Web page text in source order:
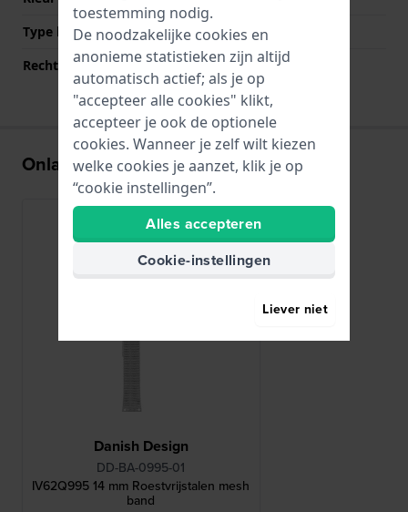
Type bevestiging
Schroeven
Rechte bandaanzet
Nee
Onlangs bekeken
Danish Design
DD-BA-0995-01
IV62Q995 14 mm Roestvrijstalen mesh
band
toestemming nodig.
De noodzakelijke cookies en
anonieme statistieken zijn altijd
automatisch actief; als je op
"accepteer alle cookies" klikt,
accepteer je ook de optionele
cookies. Wanneer je zelf wilt kiezen
welke cookies je aanzet, klik je op
“cookie instellingen”.
Alles accepteren
Cookie-instellingen
Liever niet